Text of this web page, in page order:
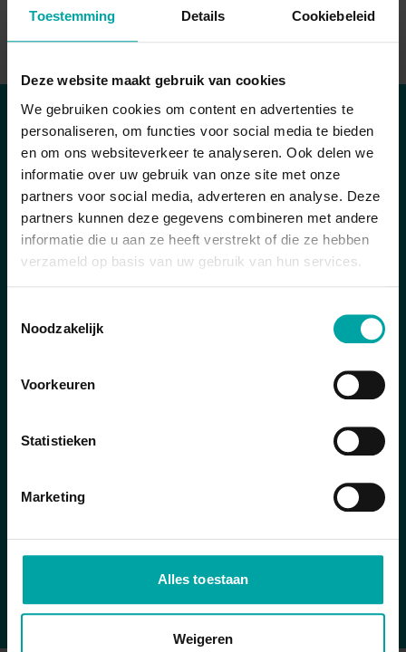
Toestemming Details Cookiebeleid
Deze website maakt gebruik van cookies
We gebruiken cookies om content en advertenties te
personaliseren, om functies voor social media te bieden
en om ons websiteverkeer te analyseren. Ook delen we
informatie over uw gebruik van onze site met onze
partners voor social media, adverteren en analyse. Deze
partners kunnen deze gegevens combineren met andere
informatie die u aan ze heeft verstrekt of die ze hebben
verzameld op basis van uw gebruik van hun services.
Noodzakelijk
Voorkeuren
Statistieken
Marketing
Alles toestaan
Weigeren
Het evenement gaat
door in Provinciehuis
Oost-Vlaanderen
Charles de Kerchovelaan 189, 9000 Gent